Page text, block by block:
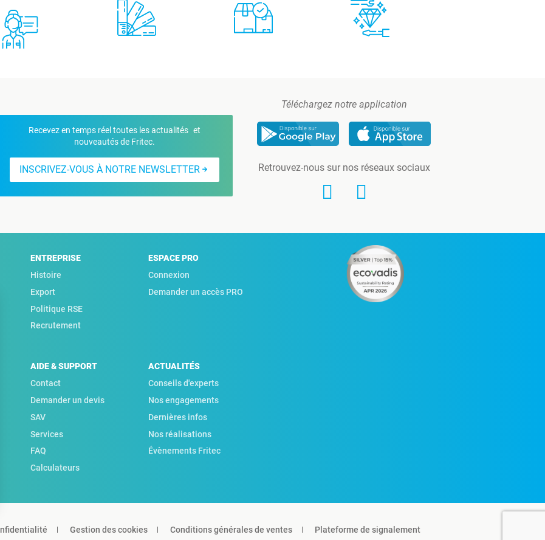
Recevez en temps réel toutes les actualités et
nouveautés de Fritec.
INSCRIVEZ-VOUS À NOTRE NEWSLETTER
Téléchargez notre application
Retrouvez-nous sur nos réseaux sociaux
ENTREPRISE
Histoire
Export
Politique RSE
Recrutement
ESPACE PRO
Connexion
Demander un accès PRO
AIDE & SUPPORT
Contact
Demander un devis
SAV
Services
FAQ
Calculateurs
ACTUALITÉS
Conseils d'experts
Nos engagements
Dernières infos
Nos réalisations
Évènements Fritec
Gestion des cookies Conditions générales de ventes Plateforme de signalement